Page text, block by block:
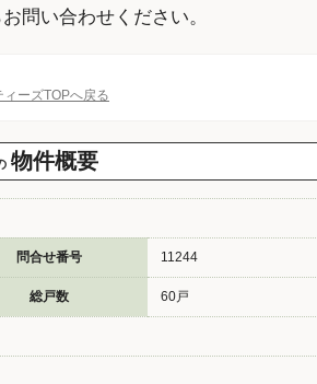
問い合わせください。
ーズTOPへ戻る
物件概要
問合せ番号 11244
総戸数 60戸